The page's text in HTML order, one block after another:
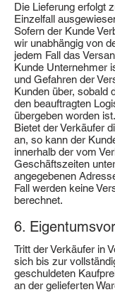
Die Lieferung erfolgt
Einzelfall
Sofern der Kunde
wir unabhängig von
jedem Fall das
Kunde Unternehmer
und Gefahren der
Kunden über, sobald
den beauftragten
übergeben worden ist.
Bietet der Verkäufer
an, so kann der
innerhalb der vom
Geschäftszeiten
angegebenen
Fall werden keine
berechnet.
6.
Tritt der Verkäufer in
sich bis zur
geschuldeten
an der gelieferten